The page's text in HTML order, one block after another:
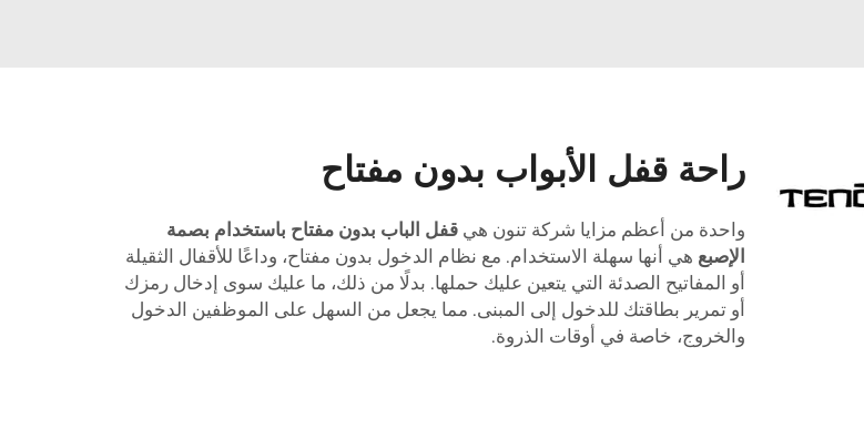
راحة قفل الأبواب بدون مفتاح
واحدة من أعظم مزايا شركة تنون هي قفل الباب بدون مفتاح باستخدام بصمة
الإصبع هي أنها سهلة الاستخدام. مع نظام الدخول بدون مفتاح، وداعًا للأقفال الثقيلة
أو المفاتيح الصدئة التي يتعين عليك حملها. بدلًا من ذلك، ما عليك سوى إدخال رمزك
أو تمرير بطاقتك للدخول إلى المبنى. مما يجعل من السهل على الموظفين الدخول
والخروج، خاصة في أوقات الذروة.